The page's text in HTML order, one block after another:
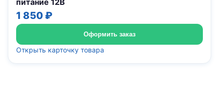
питание 12В
1 850 ₽
Оформить заказ
Открыть карточку товара